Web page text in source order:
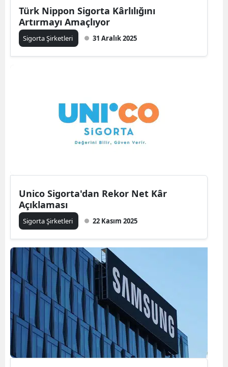
Erzincan
Gümüşhane
Isparta
Mersin
İzmir
Kastamonu
Kayseri
Kırklareli
Kırşehir
Kocaeli
Türk Nippon Sigorta Kârlılığını
Artırmayı Amaçlıyor
Sigorta Şirketleri 31 Aralık 2025
Unico Sigorta'dan Rekor Net Kâr
Açıklaması
Sigorta Şirketleri 22 Kasım 2025